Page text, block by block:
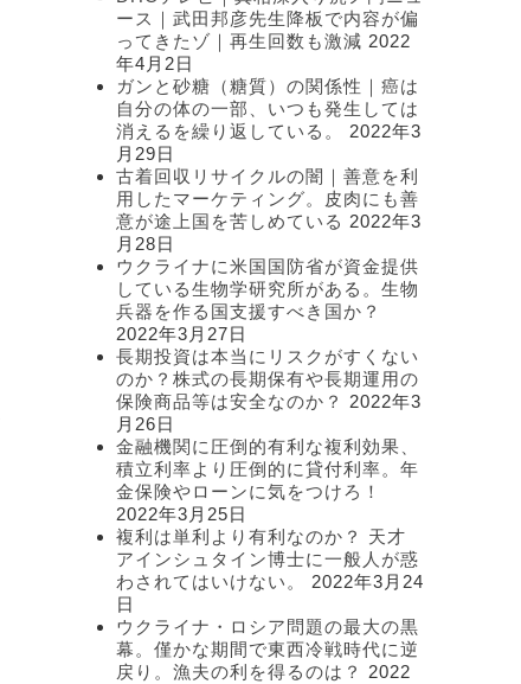
ース｜武田邦彦先生降板で内容が偏
ってきたゾ｜再生回数も激減 2022
年4月2日
ガンと砂糖（糖質）の関係性｜癌は
自分の体の一部、いつも発生しては
消えるを繰り返している。
2022年3
月29日
古着回収リサイクルの闇｜善意を利
用したマーケティング。皮肉にも善
意が途上国を苦しめている 2022年3
月28日
ウクライナに米国国防省が資金提供
している生物学研究所がある。生物
兵器を作る国支援すべき国か？
2022年3月27日
長期投資は本当にリスクがすくない
のか？株式の長期保有や長期運用の
保険商品等は安全なのか？
2022年3
月26日
金融機関に圧倒的有利な複利効果、
積立利率より圧倒的に貸付利率。年
金保険やローンに気をつけろ！
2022年3月25日
複利は単利より有利なのか？ 天才
アインシュタイン博士に一般人が惑
わされてはいけない。
2022年3月24
日
ウクライナ・ロシア問題の最大の黒
幕。僅かな期間で東西冷戦時代に逆
戻り。漁夫の利を得るのは？
2022